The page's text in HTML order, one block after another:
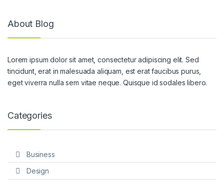
About Blog
Lorem ipsum dolor sit amet, consectetur adipiscing elit. Sed
tincidunt, erat in malesuada aliquam, est erat faucibus purus,
eget viverra nulla sem vitae neque. Quisque id sodales libero.
Categories
Business
Design